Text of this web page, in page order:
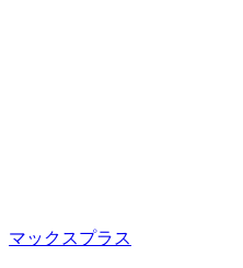
マックスプラス